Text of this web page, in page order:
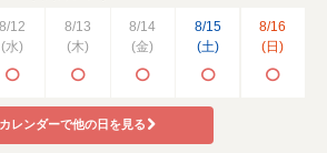
8/12
(水)
8/13
(木)
8/14
(金)
8/15
(土)
8/16
(日)
カレンダーで他の日を見る